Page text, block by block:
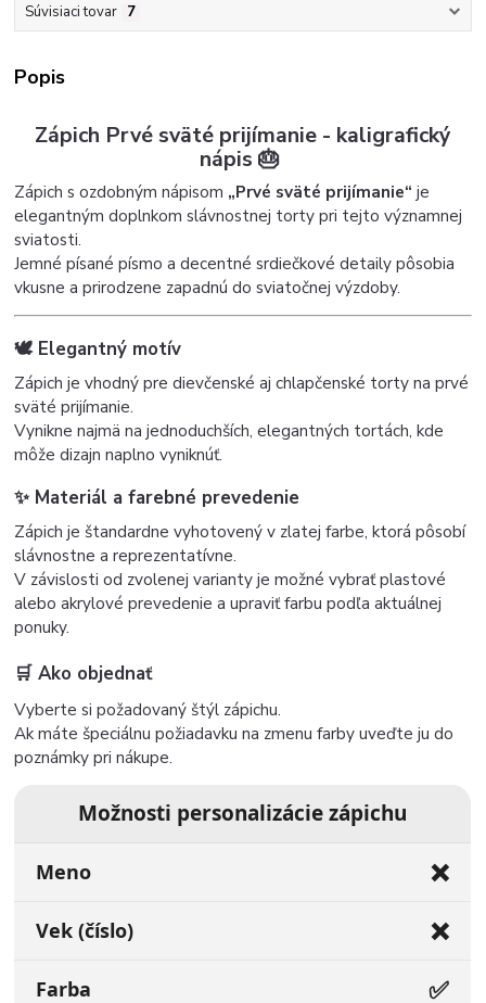
Súvisiaci tovar 7
Popis
Zápich Prvé sväté prijímanie - kaligrafický
nápis 🎂
Zápich s ozdobným nápisom „Prvé sväté prijímanie“ je
elegantným doplnkom slávnostnej torty pri tejto významnej
sviatosti.
Jemné písané písmo a decentné srdiečkové detaily pôsobia
vkusne a prirodzene zapadnú do sviatočnej výzdoby.
🕊️ Elegantný motív
Zápich je vhodný pre dievčenské aj chlapčenské torty na prvé
sväté prijímanie.
Vynikne najmä na jednoduchších, elegantných tortách, kde
môže dizajn naplno vyniknúť.
✨ Materiál a farebné prevedenie
Zápich je štandardne vyhotovený v zlatej farbe, ktorá pôsobí
slávnostne a reprezentatívne.
V závislosti od zvolenej varianty je možné vybrať plastové
alebo akrylové prevedenie a upraviť farbu podľa aktuálnej
ponuky.
🛒 Ako objednať
Vyberte si požadovaný štýl zápichu.
Ak máte špeciálnu požiadavku na zmenu farby uveďte ju do
poznámky pri nákupe.
Možnosti personalizácie zápichu
Meno ❌
Vek (číslo) ❌
Farba ✅